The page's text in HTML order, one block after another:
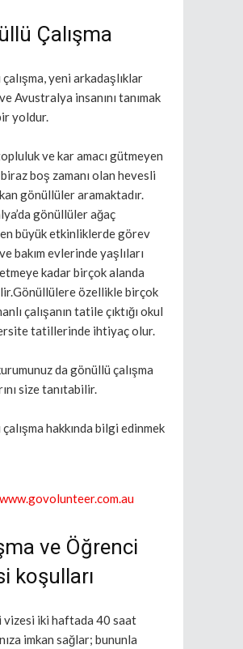
Çalışma
yeni arkadaşlıklar
Avustralya insanını tanımak
yoldur.
ve kar amacı gütmeyen
boş zamanı olan hevesli
gönüllüler aramaktadır.
gönüllüler ağaç
büyük etkinliklerde görev
bakım evlerinde yaşlıları
kadar birçok alanda
özellikle birçok
çalışanın tatile çıktığı okul
tatillerinde ihtiyaç olur.
da gönüllü çalışma
size tanıtabilir.
hakkında bilgi edinmek
www.govolunteer.com.au
ve Öğrenci
koşulları
vizesi iki haftada 40 saat
imkan sağlar; bununla